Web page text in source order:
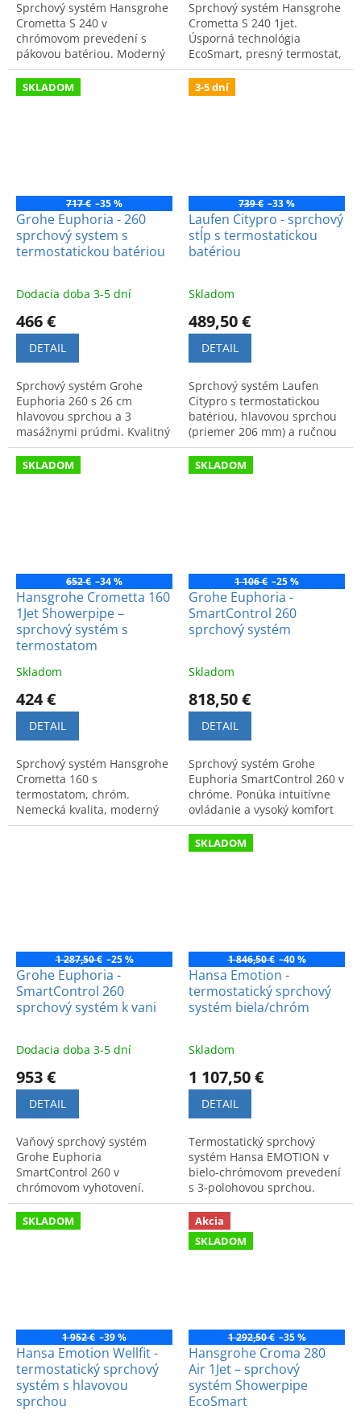
Sprchový systém Hansgrohe
Crometta S 240 v
chrómovom prevedení s
pákovou batériou. Moderný
dizajn a vysoká kvalita. Kód
produktu: 27269000.
Sprchový systém Hansgrohe
Crometta S 240 1jet.
Úsporná technológia
EcoSmart, presný termostat,
chrómové vyhotovenie. Kód
produktu: 27268000.
SKLADOM
717 € –35 %
Grohe Euphoria - 260
sprchový system s
termostatickou batériou
Dodacia doba 3-5 dní
466 €
DETAIL
Sprchový systém Grohe
Euphoria 260 s 26 cm
hlavovou sprchou a 3
masážnymi prúdmi. Kvalitný
a moderný dizajn do
kúpeľne. Kód produktu:
27296002.
3-5 dní
739 € –33 %
Laufen Citypro - sprchový
stĺp s termostatickou
batériou
Skladom
489,50 €
DETAIL
Sprchový systém Laufen
Citypro s termostatickou
batériou, hlavovou sprchou
(priemer 206 mm) a ručnou
sprchou AquaJet. Špičková
kvalita a moderný dizajn.
SKLADOM
652 € –34 %
Hansgrohe Crometta 160
1Jet Showerpipe –
sprchový systém s
termostatom
Skladom
424 €
DETAIL
Sprchový systém Hansgrohe
Crometta 160 s
termostatom, chróm.
Nemecká kvalita, moderný
dizajn a vysoký komfort. Kód
SKLADOM
1 106 € –25 %
Grohe Euphoria -
SmartControl 260
sprchový systém
Skladom
818,50 €
DETAIL
Sprchový systém Grohe
Euphoria SmartControl 260 v
chróme. Ponúka intuitívne
ovládanie a vysoký komfort
pri sprchovaní. Kód výrobku:
26509000.
1 287,50 € –25 %
Grohe Euphoria -
SmartControl 260
sprchový systém k vani
Dodacia doba 3-5 dní
953 €
DETAIL
Vaňový sprchový systém
Grohe Euphoria
SmartControl 260 v
chrómovom vyhotovení.
Moderný dizajn a intuitívne
ovládanie pre vašu kúpeľňu.
Kód výrobku: 26510000.
SKLADOM
1 846,50 € –40 %
Hansa Emotion -
termostatický sprchový
systém biela/chróm
Skladom
1 107,50 €
DETAIL
Termostatický sprchový
systém Hansa EMOTION v
bielo-chrómovom prevedení
s 3-polohovou sprchou.
Moderný dizajn a funkčné
spracovanie.
SKLADOM
1 952 € –39 %
Hansa Emotion Wellfit -
termostatický sprchový
systém s hlavovou
sprchou
Akcia
SKLADOM
1 292,50 € –35 %
Hansgrohe Croma 280
Air 1Jet – sprchový
systém Showerpipe
EcoSmart